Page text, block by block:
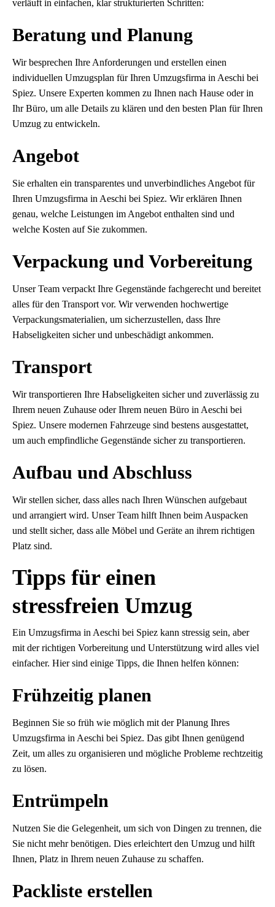
verläuft in einfachen, klar strukturierten Schritten:
Beratung und Planung
Wir besprechen Ihre Anforderungen und erstellen einen
individuellen Umzugsplan für Ihren Umzugsfirma in Aeschi bei
Spiez. Unsere Experten kommen zu Ihnen nach Hause oder in
Ihr Büro, um alle Details zu klären und den besten Plan für Ihren
Umzug zu entwickeln.
Angebot
Sie erhalten ein transparentes und unverbindliches Angebot für
Ihren Umzugsfirma in Aeschi bei Spiez. Wir erklären Ihnen
genau, welche Leistungen im Angebot enthalten sind und
welche Kosten auf Sie zukommen.
Verpackung und Vorbereitung
Unser Team verpackt Ihre Gegenstände fachgerecht und bereitet
alles für den Transport vor. Wir verwenden hochwertige
Verpackungsmaterialien, um sicherzustellen, dass Ihre
Habseligkeiten sicher und unbeschädigt ankommen.
Transport
Wir transportieren Ihre Habseligkeiten sicher und zuverlässig zu
Ihrem neuen Zuhause oder Ihrem neuen Büro in Aeschi bei
Spiez. Unsere modernen Fahrzeuge sind bestens ausgestattet,
um auch empfindliche Gegenstände sicher zu transportieren.
Aufbau und Abschluss
Wir stellen sicher, dass alles nach Ihren Wünschen aufgebaut
und arrangiert wird. Unser Team hilft Ihnen beim Auspacken
und stellt sicher, dass alle Möbel und Geräte an ihrem richtigen
Platz sind.
Tipps für einen
stressfreien Umzug
Ein Umzugsfirma in Aeschi bei Spiez kann stressig sein, aber
mit der richtigen Vorbereitung und Unterstützung wird alles viel
einfacher. Hier sind einige Tipps, die Ihnen helfen können:
Frühzeitig planen
Beginnen Sie so früh wie möglich mit der Planung Ihres
Umzugsfirma in Aeschi bei Spiez. Das gibt Ihnen genügend
Zeit, um alles zu organisieren und mögliche Probleme rechtzeitig
zu lösen.
Entrümpeln
Nutzen Sie die Gelegenheit, um sich von Dingen zu trennen, die
Sie nicht mehr benötigen. Dies erleichtert den Umzug und hilft
Ihnen, Platz in Ihrem neuen Zuhause zu schaffen.
Packliste erstellen